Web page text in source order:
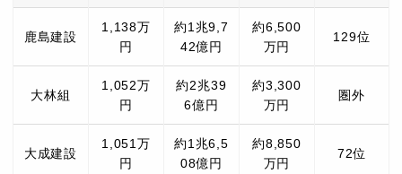
鹿島建設
1,138万
円
約1兆9,7
42億円
約6,500
万円
129位
大林組
1,052万
円
約2兆39
6億円
約3,300
万円
圏外
大成建設
1,051万
円
約1兆6,5
08億円
約8,850
万円
72位